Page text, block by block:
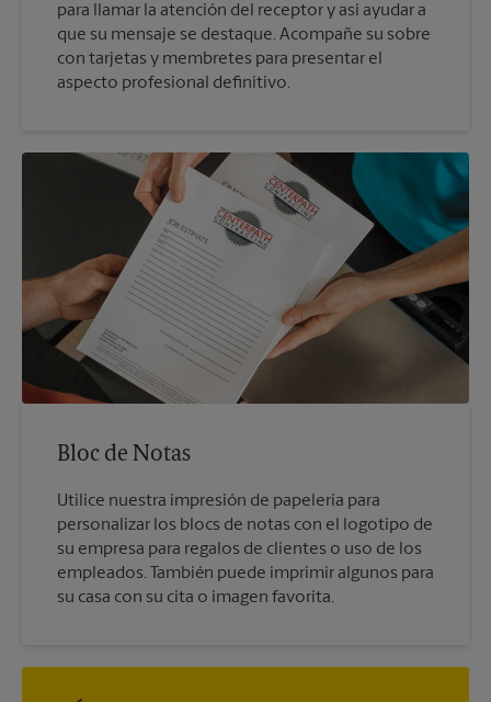
para llamar la atención del receptor y así ayudar a
que su mensaje se destaque. Acompañe su sobre
con tarjetas y membretes para presentar el
aspecto profesional definitivo.
Bloc de Notas
Utilice nuestra impresión de papelería para
personalizar los blocs de notas con el logotipo de
su empresa para regalos de clientes o uso de los
empleados. También puede imprimir algunos para
su casa con su cita o imagen favorita.